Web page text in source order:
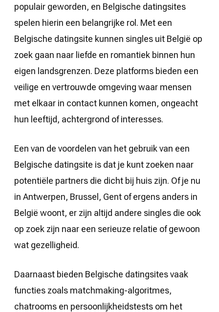
populair geworden, en Belgische datingsites
spelen hierin een belangrijke rol. Met een
Belgische datingsite kunnen singles uit België op
zoek gaan naar liefde en romantiek binnen hun
eigen landsgrenzen. Deze platforms bieden een
veilige en vertrouwde omgeving waar mensen
met elkaar in contact kunnen komen, ongeacht
hun leeftijd, achtergrond of interesses.
Een van de voordelen van het gebruik van een
Belgische datingsite is dat je kunt zoeken naar
potentiële partners die dicht bij huis zijn. Of je nu
in Antwerpen, Brussel, Gent of ergens anders in
België woont, er zijn altijd andere singles die ook
op zoek zijn naar een serieuze relatie of gewoon
wat gezelligheid.
Daarnaast bieden Belgische datingsites vaak
functies zoals matchmaking-algoritmes,
chatrooms en persoonlijkheidstests om het